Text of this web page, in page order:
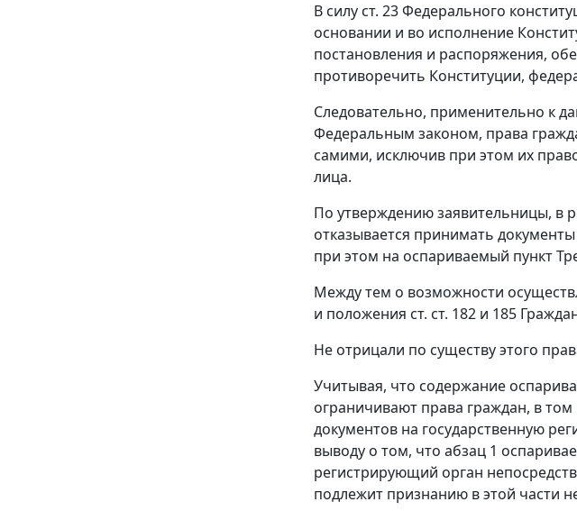
В силу ст. 23 Федерального
основании и во исполнение
постановления и распоряжения,
противоречить Конституции,
Следовательно, применительно к
Федеральным законом, права
самими, исключив при этом их
лица.
По утверждению заявительницы, в
отказывается принимать
при этом на оспариваемый пункт
Между тем о возможности
и положения ст. ст. 182 и 185
Не отрицали по существу этого
Учитывая, что содержание
ограничивают права граждан, в
документов на государственную
выводу о том, что абзац 1
регистрирующий орган
подлежит признанию в этой части